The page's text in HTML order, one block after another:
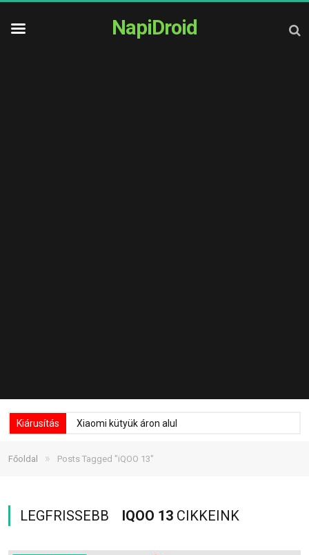
NapiDroid
Kiárusítás Xiaomi kütyük áron alul
Főoldal » Posts Tagged "iQOO 13"
LEGFRISSEBB IQOO 13 CIKKEINK